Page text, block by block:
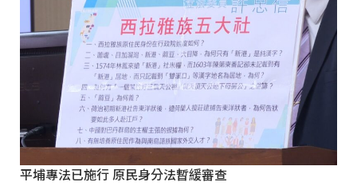
平埔專法已施行 原民身分法暫緩審查